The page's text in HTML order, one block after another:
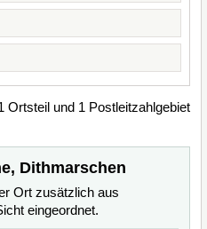
Ortsteil und 1 Postleitzahlgebiet
Dithmarschen
Ort zusätzlich aus
eingeordnet.